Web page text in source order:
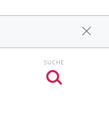
SUCHE